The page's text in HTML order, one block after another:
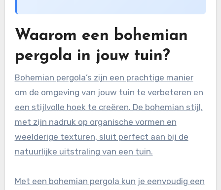
Waarom een bohemian
pergola in jouw tuin?
Bohemian pergola’s zijn een prachtige manier
om de omgeving van jouw tuin te verbeteren en
een stijlvolle hoek te creëren. De bohemian stijl,
met zijn nadruk op organische vormen en
weelderige texturen, sluit perfect aan bij de
natuurlijke uitstraling van een tuin.
Met een bohemian pergola kun je eenvoudig een